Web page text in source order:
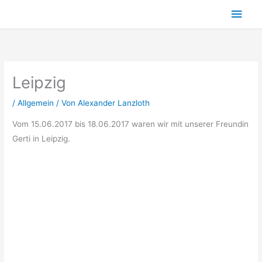
Leipzig
/Allgemein / VonAlexander Lanzloth
Vom 15.06.2017 bis 18.06.2017 waren wir mit unserer Freundin
Gerti in Leipzig.